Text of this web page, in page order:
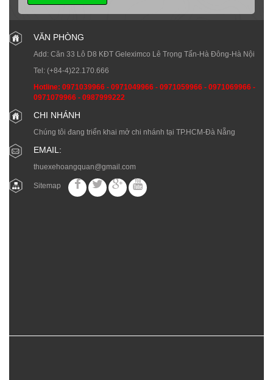
VĂN PHÒNG
Add: Căn 33 Lô D8 KĐT Geleximco Lê Trọng Tấn-Hà Đông-Hà Nội
Tel: (+84-4)22.170.666
Hotline: 0971039966 - 0971049966 - 0971059966 - 0971069966 -
0971079966 - 0987999222
CHI NHÁNH
Chúng tôi đang triển khai mở chi nhánh tại TP.HCM-Đà Nẵng
EMAIL:
thuexehoangquan@gmail.com
Sitemap